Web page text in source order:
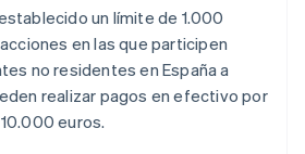
un límite de 1.000
en las que participen
no residentes en España a
realizar pagos en efectivo por
euros.